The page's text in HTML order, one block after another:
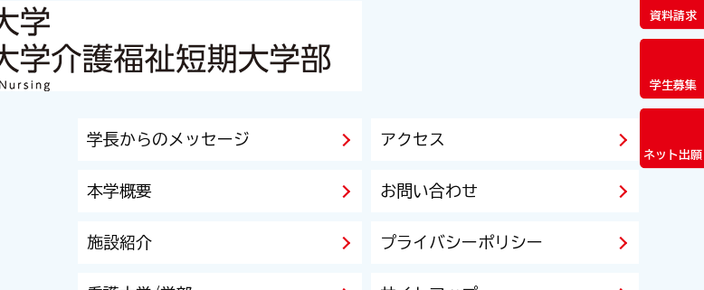
資料請求
学生募集
ネット出願
学長からのメッセージ
本学概要
施設紹介
アクセス
お問い合わせ
プライバシーポリシー